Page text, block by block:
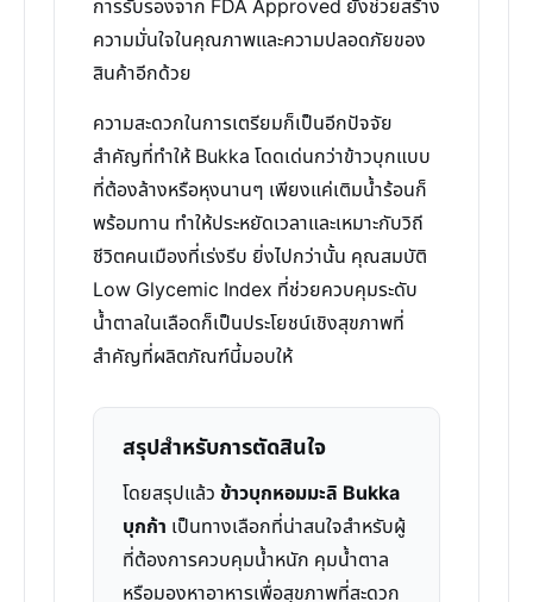
การรับรองจาก FDA Approved ยังช่วยสร้าง
ความมั่นใจในคุณภาพและความปลอดภัยของ
สินค้าอีกด้วย
ความสะดวกในการเตรียมก็เป็นอีกปัจจัย
สำคัญที่ทำให้ Bukka โดดเด่นกว่าข้าวบุกแบบ
ที่ต้องล้างหรือหุงนานๆ เพียงแค่เติมน้ำร้อนก็
พร้อมทาน ทำให้ประหยัดเวลาและเหมาะกับวิถี
ชีวิตคนเมืองที่เร่งรีบ ยิ่งไปกว่านั้น คุณสมบัติ
Low Glycemic Index ที่ช่วยควบคุมระดับ
น้ำตาลในเลือดก็เป็นประโยชน์เชิงสุขภาพที่
สำคัญที่ผลิตภัณฑ์นี้มอบให้
สรุปสำหรับการตัดสินใจ
โดยสรุปแล้ว ข้าวบุกหอมมะลิ Bukka
บุกก้า เป็นทางเลือกที่น่าสนใจสำหรับผู้
ที่ต้องการควบคุมน้ำหนัก คุมน้ำตาล
หรือมองหาอาหารเพื่อสุขภาพที่สะดวก